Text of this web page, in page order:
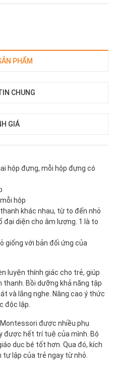
PHẨM
CHUNG
GIÁ
hộp đựng, mỗi hộp đựng có
hộp
khác nhau, từ to đến nhỏ
đại diện cho âm lượng. 1 là to
giống với bản đối ứng của
luyện thính giác cho trẻ, giúp
Bồi dưỡng khả năng tập
và lắng nghe. Nâng cao ý thức
độc lập.
được nhiều phụ
được hết trí tuệ của mình. Bộ
dục bé tốt hơn. Qua đó, kích
lập của trẻ ngay từ nhỏ.